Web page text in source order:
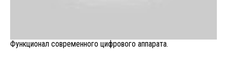
Функционал современного цифрового аппарата.